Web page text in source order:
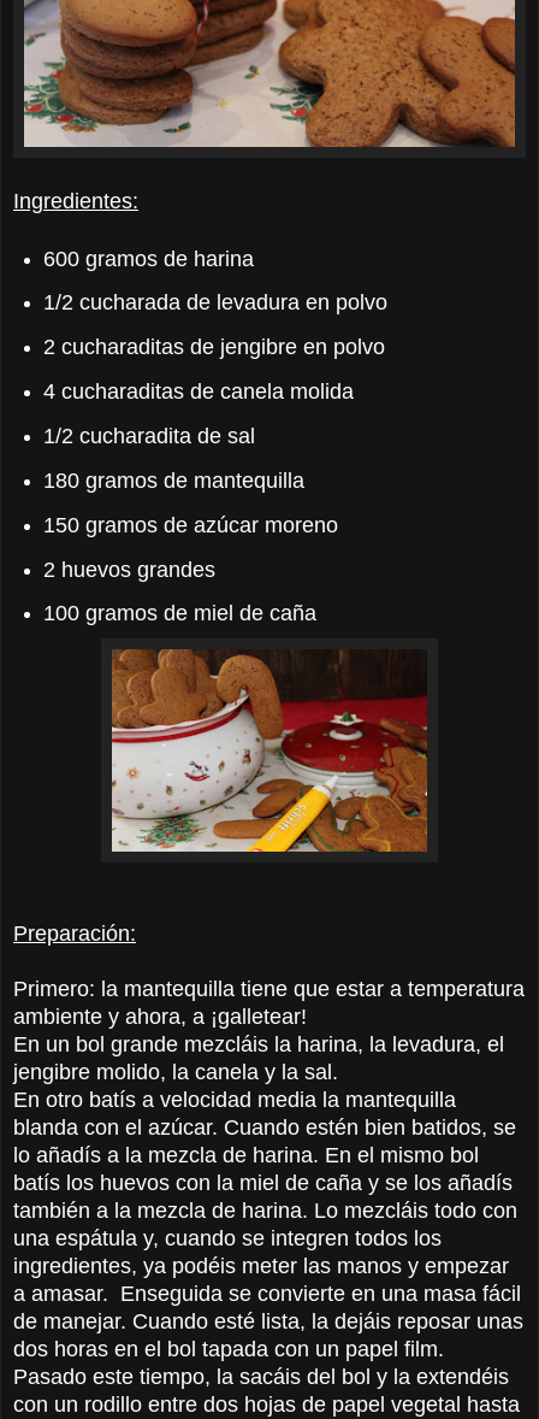
Ingredientes:
600 gramos de harina
1/2 cucharada de levadura en polvo
2 cucharaditas de jengibre en polvo
4 cucharaditas de canela molida
1/2 cucharadita de sal
180 gramos de mantequilla
150 gramos de azúcar moreno
2 huevos grandes
100 gramos de miel de caña
Preparación:
Primero: la mantequilla tiene que estar a temperatura
ambiente y ahora, a ¡galletear!
En un bol grande mezcláis la harina, la levadura, el
jengibre molido, la canela y la sal.
En otro batís a velocidad media la mantequilla
blanda con el azúcar. Cuando estén bien batidos, se
lo añadís a la mezcla de harina. En el mismo bol
batís los huevos con la miel de caña y se los añadís
también a la mezcla de harina. Lo mezcláis todo con
una espátula y, cuando se integren todos los
ingredientes, ya podéis meter las manos y empezar
a amasar. Enseguida se convierte en una masa fácil
de manejar. Cuando esté lista, la dejáis reposar unas
dos horas en el bol tapada con un papel film.
Pasado este tiempo, la sacáis del bol y la extendéis
con un rodillo entre dos hojas de papel vegetal hasta